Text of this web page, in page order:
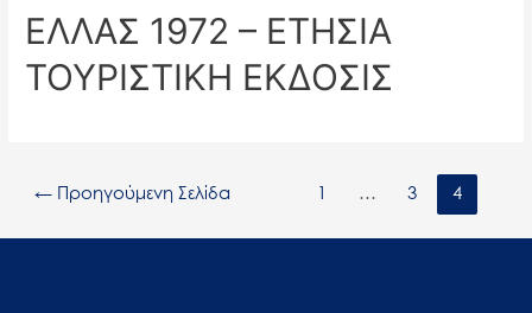
ΕΛΛΑΣ 1972 – ΕΤΗΣΙΑ
ΤΟΥΡΙΣΤΙΚΗ ΕΚΔΟΣΙΣ
← Προηγούμενη Σελίδα 1 … 3 4